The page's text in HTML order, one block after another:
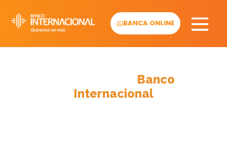
content
BANCA ONLINE
Banco
Internacional